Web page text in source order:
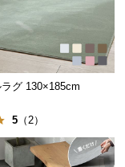
グ 130×185cm
5 （2）